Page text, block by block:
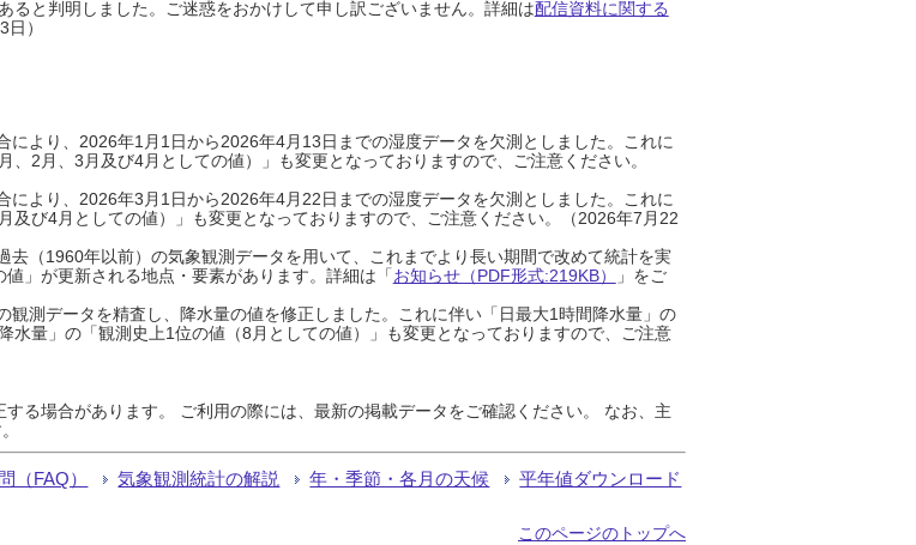
と判明しました。ご迷惑をおかけして申し訳ございません。詳細は配信資料に関する
）
より、2026年1月1日から2026年4月13日までの湿度データを欠測としました。これに
2月、3月及び4月としての値）」も変更となっておりますので、ご注意ください。
より、2026年3月1日から2026年4月22日までの湿度データを欠測としました。これに
及び4月としての値）」も変更となっておりますので、ご注意ください。（2026年7月22
（1960年以前）の気象観測データを用いて、これまでより長い期間で改めて統計を実
」が更新される地点・要素があります。詳細は「お知らせ（PDF形式:219KB）
」をご
測データを精査し、降水量の値を修正しました。これに伴い「日最大1時間降水量」の
水量」の「観測史上1位の値（8月としての値）」も変更となっておりますので、ご注意
る場合があります。 ご利用の際には、最新の掲載データをご確認ください。 なお、主
（FAQ） 気象観測統計の解説 年・季節・各月の天候 平年値ダウンロード
このページのトップへ